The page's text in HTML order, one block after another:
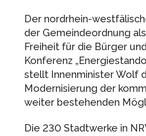
Der nordrhein-
der Gemeindeordnung
Freiheit für die Bürger
Konferenz
stellt Innenminister Wolf
Modernisierung der
weiter bestehenden
Die 230 Stadtwerke in